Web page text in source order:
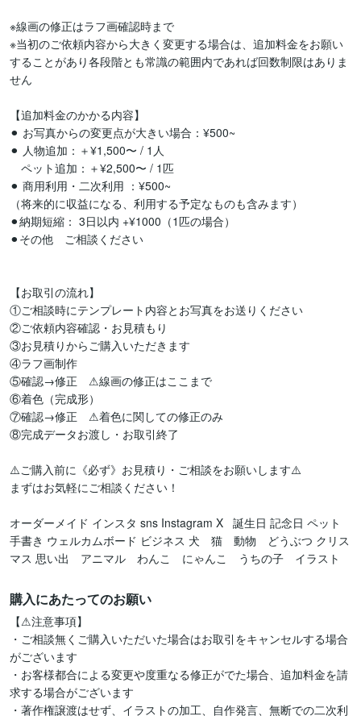
※線画の修正はラフ画確認時まで
※当初のご依頼内容から大きく変更する場合は、追加料金をお願い
することがあり各段階とも常識の範囲内であれば回数制限はありま
せん
【追加料金のかかる内容】
⚫︎ お写真からの変更点が大きい場合：¥500~
⚫︎ 人物追加：＋¥1,500〜 / 1人
ペット追加：＋¥2,500〜 / 1匹
⚫︎ 商用利用・二次利用 ：¥500~
（将来的に収益になる、利用する予定なものも含みます）
⚫︎納期短縮： 3日以内 +¥1000（1匹の場合）
⚫︎その他　ご相談ください
【お取引の流れ】
①ご相談時にテンプレート内容とお写真をお送りください
②ご依頼内容確認・お見積もり
③お見積りからご購入いただきます
④ラフ画制作
⑤確認→修正　⚠︎線画の修正はここまで
⑥着色（完成形）
⑦確認→修正　⚠︎着色に関しての修正のみ
⑧完成データお渡し・お取引終了
⚠️ご購入前に《必ず》お見積り・ご相談をお願いします⚠️
まずはお気軽にご相談ください！
オーダーメイド インスタ sns Instagram X   誕生日 記念日 ペット
手書き ウェルカムボード ビジネス 犬　猫　動物　どうぶつ クリス
マス 思い出　アニマル　わんこ　にゃんこ　うちの子　イラスト
購入にあたってのお願い
【⚠︎注意事項】
・ご相談無くご購入いただいた場合はお取引をキャンセルする場合
がございます
・お客様都合による変更や度重なる修正がでた場合、追加料金を請
求する場合がございます
・著作権譲渡はせず、イラストの加工、自作発言、無断での二次利